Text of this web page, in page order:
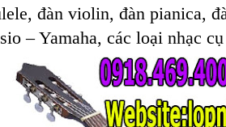
đàn violin, đàn pianica,
– Yamaha, các loại nhạc